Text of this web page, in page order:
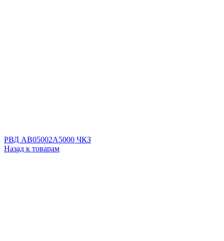
РВД AB05002A5000 ЧКЗ
Назад к товарам